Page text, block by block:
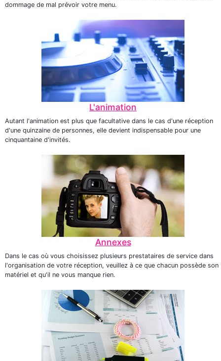
dommage de mal prévoir votre menu.
L'animation
Autant l'animation est plus que facultative dans le cas d'une réception
d'une quinzaine de personnes, elle devient indispensable pour une
cinquantaine d'invités.
Annexes
Dans le cas où vous choisissez plusieurs prestataires de service dans
l'organisation de votre réception, veuillez à ce que chacun possède son
matériel et qu'il ne vous manque rien.